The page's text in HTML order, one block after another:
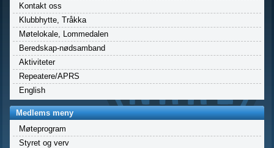
Kontakt oss
Klubbhytte, Tråkka
Møtelokale, Lommedalen
Beredskap-nødsamband
Aktiviteter
Repeatere/APRS
English
Medlems meny
Møteprogram
Styret og verv